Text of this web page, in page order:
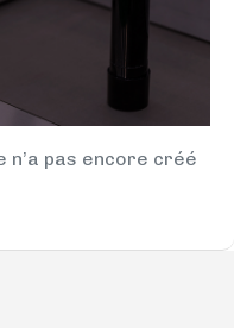
pas encore créé